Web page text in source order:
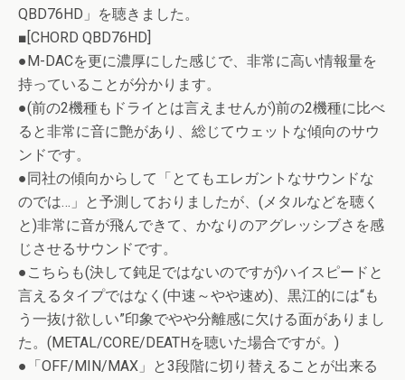
QBD76HD」を聴きました。
■[CHORD QBD76HD]
●M-DACを更に濃厚にした感じで、非常に高い情報量を
持っていることが分かります。
●(前の2機種もドライとは言えませんが)前の2機種に比べ
ると非常に音に艶があり、総じてウェットな傾向のサウ
ンドです。
●同社の傾向からして「とてもエレガントなサウンドな
のでは…」と予測しておりましたが、(メタルなどを聴く
と)非常に音が飛んできて、かなりのアグレッシブさを感
じさせるサウンドです。
●こちらも(決して鈍足ではないのですが)ハイスピードと
言えるタイプではなく(中速～やや速め)、黒江的には“も
う一抜け欲しい”印象でやや分離感に欠ける面がありまし
た。(METAL/CORE/DEATHを聴いた場合ですが。)
●「OFF/MIN/MAX」と3段階に切り替えることが出来る